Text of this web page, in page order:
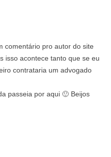
comentário pro autor do site
isso acontece tanto que se eu
contrataria um advogado
passeia por aqui 🙂 Beijos